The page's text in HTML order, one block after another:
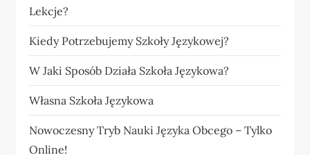
Lekcje?
Kiedy Potrzebujemy Szkoły Językowej?
W Jaki Sposób Działa Szkoła Językowa?
Własna Szkoła Językowa
Nowoczesny Tryb Nauki Języka Obcego – Tylko
Online!